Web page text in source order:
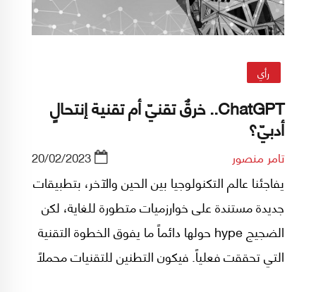
رأي
ChatGPT.. خرقٌ تقنيّ أم تقنية إنتحالٍ
أدبيّ؟
تامر منصور 20/02/2023
يفاجئنا عالم التكنولوجيا بين الحين والآخر، بتطبيقات
جديدة مستندة على خوارزميات متطورة للغاية، لكن
الضجيج hype حولها دائماً ما يفوق الخطوة التقنية
التي تحققت فعلياً. فيكون التطنين للتقنيات محملاً